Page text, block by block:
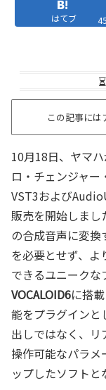
はてブ 45
この記事には
10月18日、ヤマ
ロ・チェンジャ
VST3および
販売を開始しまし
の合成音声に変
を必要とせず、よ
できるユニークな
VOCALOID6に搭
能をプラグインと
出しではなく、リ
操作可能なパラメ
ップしたソフトと